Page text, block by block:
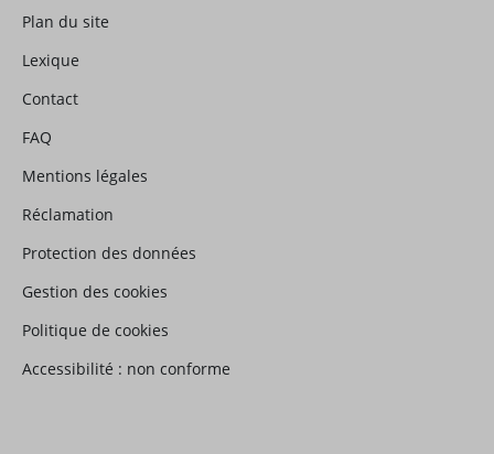
Plan du site
Lexique
Contact
FAQ
Mentions légales
Réclamation
Protection des données
Gestion des cookies
Politique de cookies
Accessibilité : non conforme